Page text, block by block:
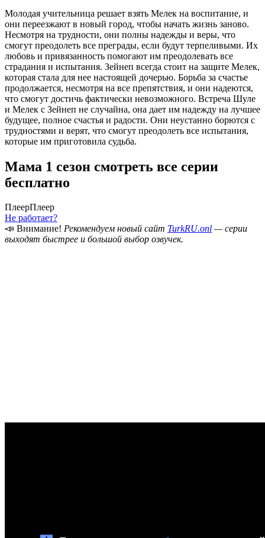
Молодая учительница решает взять Мелек на воспитание, и
они переезжают в новый город, чтобы начать жизнь заново.
Несмотря на трудности, они полны надежды и веры, что
смогут преодолеть все преграды, если будут терпеливыми. Их
любовь и привязанность помогают им преодолевать все
страдания и испытания. Зейнеп всегда стоит на защите Мелек,
которая стала для нее настоящей дочерью. Борьба за счастье
продолжается, несмотря на все препятствия, и они надеются,
что смогут достичь фактически невозможного. Встреча Шуле
и Мелек с Зейнеп не случайна, она дает им надежду на лучшее
будущее, полное счастья и радости. Они неустанно борются с
трудностями и верят, что смогут преодолеть все испытания,
которые им приготовила судьба.
Мама 1 сезон смотреть все серии
бесплатно
ПлеерПлеер
Не работает?
📣 Внимание! Рекомендуем новый сайт TurkRU.onl — серии
выходят быстрее и большой выбор озвучек.